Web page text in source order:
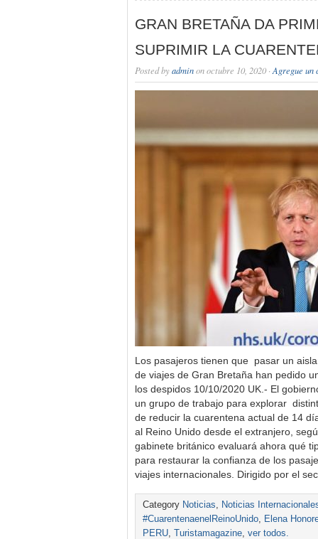
GRAN BRETAÑA DA
SUPRIMIR LA
Posted byadminon octubre 10, 2020 · Agregue un
Los pasajeros tienen que pasar un
de viajes de Gran Bretaña han pedido
los despidos 10/10/2020 UK.- El
un grupo de trabajo para explorar
de reducir la cuarentena actual de 14
al Reino Unido desde el extranjero,
gabinete británico evaluará ahora qué
para restaurar la confianza de los
viajes internacionales. Dirigido por el
Category Noticias, Noticias
#CuarentenaenelReinoUnido, Elena
PERU, Turistamagazine, ver todos.